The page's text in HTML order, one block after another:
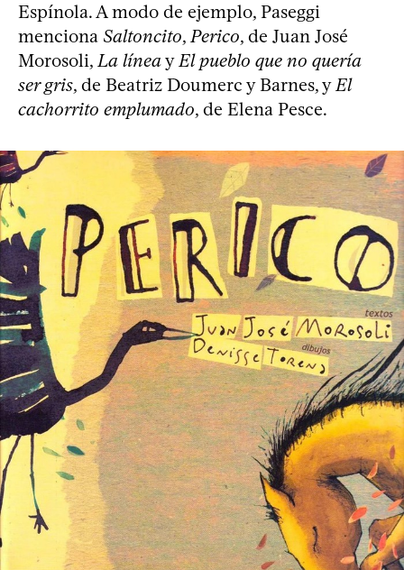
Espínola. A modo de ejemplo, Paseggi
menciona Saltoncito,Perico, de Juan José
Morosoli,La líneayEl pueblo que no quería
ser gris, de Beatriz Doumerc y Barnes, yEl
cachorrito emplumado, de Elena Pesce.